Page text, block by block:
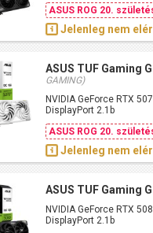
ASUS ROG 20.
Jelenleg nem
ASUS TUF Gaming
GAMING)
NVIDIA GeForce RTX
DisplayPort 2.1b
ASUS ROG 20.
Jelenleg nem
ASUS TUF Gaming
NVIDIA GeForce RTX
DisplayPort 2.1b